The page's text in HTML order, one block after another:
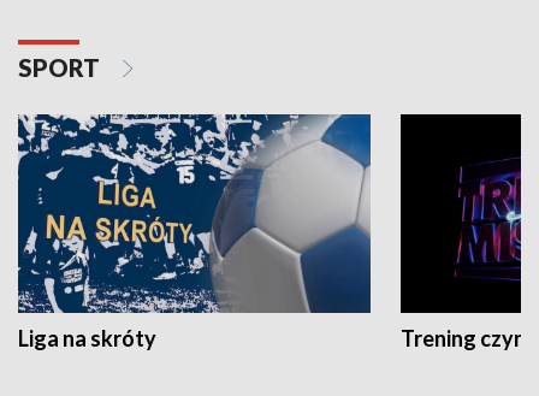
SPORT
Liga na skróty Trening czyni